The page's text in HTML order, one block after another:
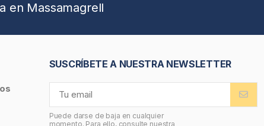
en Massamagrell
SUSCRÍBETE A NUESTRA NEWSLETTER
Puede darse de baja en cualquier
momento. Para ello, consulte nuestra